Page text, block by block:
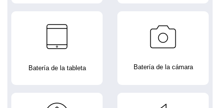
Batería de la tableta Batería de la cámara